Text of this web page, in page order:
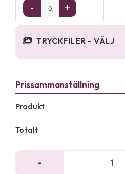
- +
TRYCKFILER - VÄLJ
Produkt
Totalt
-